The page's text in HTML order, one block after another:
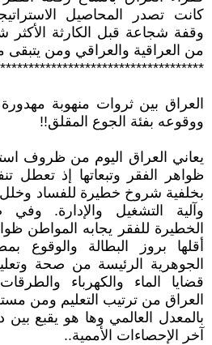
كانت تصدر المحاصيل
وقفة شجاعة قبل الكارثة الأكثر
من العراقية والعراقي ومن يتبقى
العراق بين ثروات منهوبة
ووقوعه بفئة الجوع المقلق!!
يعاني العراق اليوم من ظروف
ظواهر الفقر وتبعاتها إذ تعطل
بخلفية شروخ خطيرة للفساد وخلل
وآلية التشغيل والإدارة.
الخطيرة للفقر يجابه المواطن
أقلها بروز البطالة والوقوع
الجوهرية الرئيسة من صحة
قضايا الماء والكهرباء
العراق من ترتيب التعليم ومن
بالمعدل العالمي وها هو يقبع
آخر الإحصاءات الأممية..